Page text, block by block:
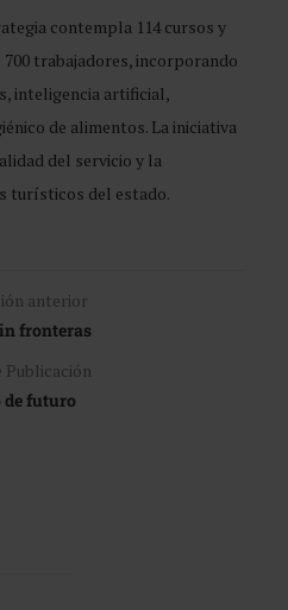
contempla 114 cursos y
trabajadores, incorporando
inteligencia artificial,
de alimentos. La iniciativa
del servicio y la
turísticos del estado.
anterior
fronteras
Publicación
de futuro